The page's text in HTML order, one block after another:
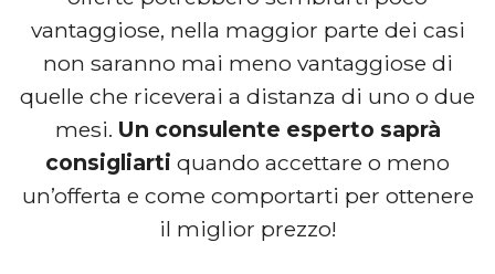
vantaggiose, nella maggior parte dei casi
non saranno mai meno vantaggiose di
quelle che riceverai a distanza di uno o due
mesi. Un consulente esperto saprà
consigliarti quando accettare o meno
un’offerta e come comportarti per ottenere
il miglior prezzo!